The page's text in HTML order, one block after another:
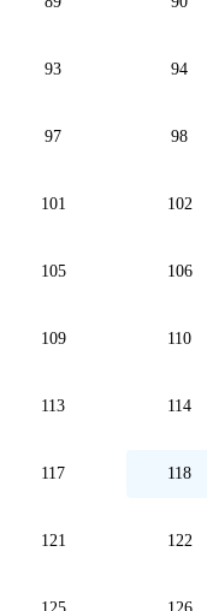
93 94
97 98
101 102
105 106
109 110
113 114
117 118
121 122